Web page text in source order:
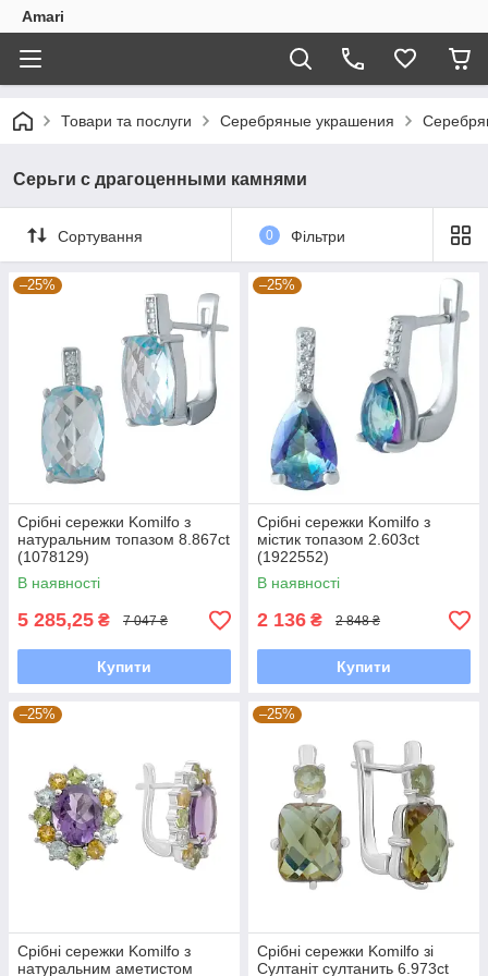
Amari
Товари та послуги Серебряные украшения
Серьги с драгоценными камнями
Сортування 0 Фільтри
–25%
Срібні сережки Komilfo з
натуральним топазом 8.867ct
(1078129)
В наявності
5 285,25 ₴ 7 047 ₴
Купити
–25%
Срібні сережки Komilfo з
містик топазом 2.603ct
(1922552)
В наявності
2 136 ₴ 2 848 ₴
Купити
–25%
Срібні сережки Komilfo з
натуральним аметистом
–25%
Срібні сережки Komilfo зі
Султаніт султанить 6.973ct